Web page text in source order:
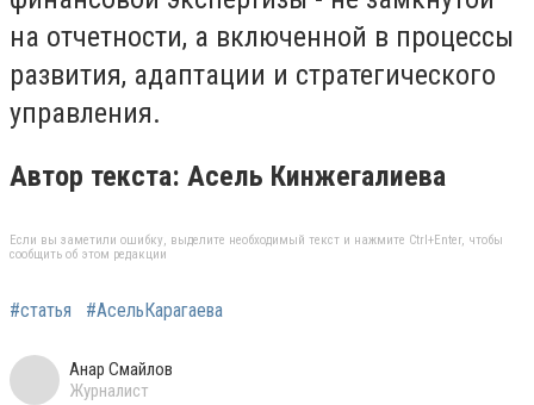
на отчетности, а включенной в процессы
развития, адаптации и стратегического
управления.
Автор текста: Асель Кинжегалиева
Если вы заметили ошибку, выделите необходимый текст и нажмите Ctrl+Enter, чтобы
сообщить об этом редакции
#статья #АсельКарагаева
Анар Смайлов
Журналист